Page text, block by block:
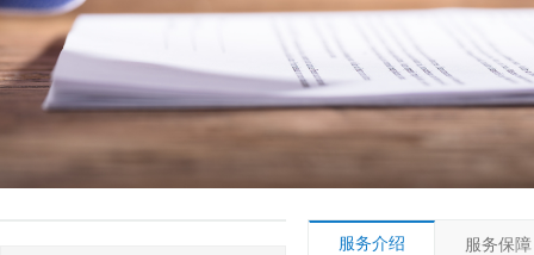
人事社保专区
服务介绍 服务保障